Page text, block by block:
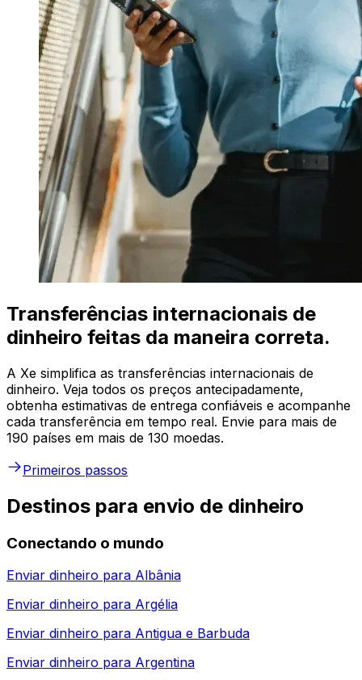
Transferências internacionais de
dinheiro feitas da maneira correta.
A Xe simplifica as transferências internacionais de
dinheiro. Veja todos os preços antecipadamente,
obtenha estimativas de entrega confiáveis e acompanhe
cada transferência em tempo real. Envie para mais de
190 países em mais de 130 moedas.
Primeiros passos
Destinos para envio de dinheiro
Conectando o mundo
Enviar dinheiro para Albânia
Enviar dinheiro para Argélia
Enviar dinheiro para Antigua e Barbuda
Enviar dinheiro para Argentina